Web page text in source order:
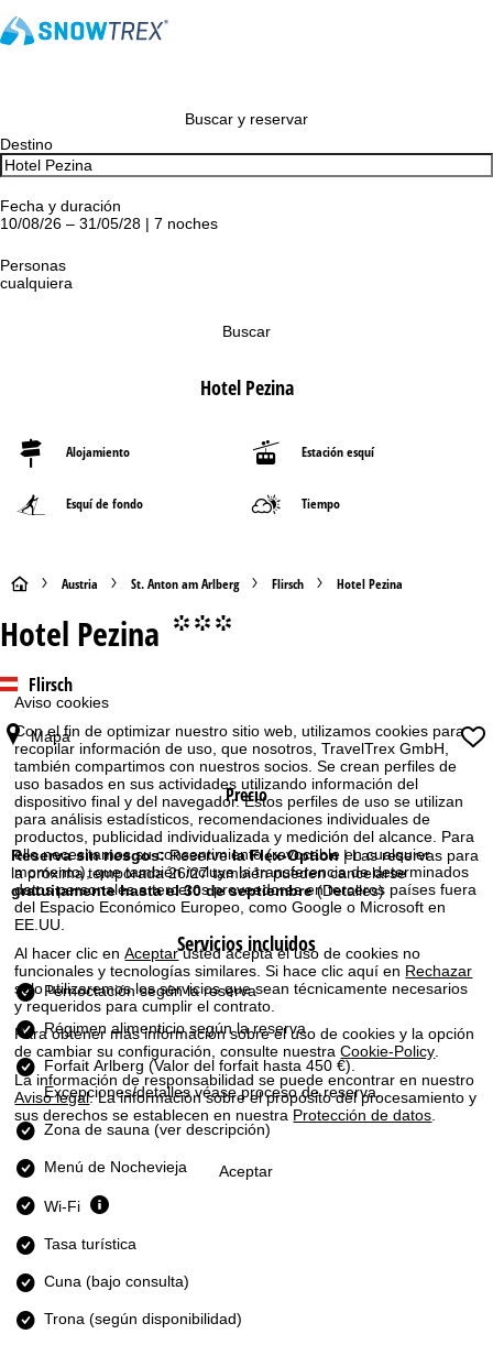
Aviso cookies
Con el fin de optimizar nuestro sitio web, utilizamos cookies para
recopilar información de uso, que nosotros, TravelTrex GmbH,
también compartimos con nuestros socios. Se crean perfiles de
uso basados en sus actividades utilizando información del
dispositivo final y del navegador. Estos perfiles de uso se utilizan
para análisis estadísticos, recomendaciones individuales de
productos, publicidad individualizada y medición del alcance. Para
ello necesitamos su consentimiento (revocable en cualquier
momento), que también incluye la transferencia de determinados
datos personales a terceros proveedores en terceros países fuera
del Espacio Económico Europeo, como Google o Microsoft en
EE.UU.
Al hacer clic enAceptarusted acepta el uso de cookies no
funcionales y tecnologías similares. Si hace clic aquí en Rechazar
solo utilizaremos los servicios que sean técnicamente necesarios
y requeridos para cumplir el contrato.
Para obtener más información sobre el uso de cookies y la opción
de cambiar su configuración, consulte nuestraCookie-Policy
La información de responsabilidad se puede encontrar en nuestro
Aviso legal. La información sobre el propósito del procesamiento y
sus derechos se establecen en nuestra Protección de datos
Aceptar
Buscar y reservar
Destino
Fecha y duración
10/08/26 – 31/05/28 | 7 noches
Personas
cualquiera
Buscar
Hotel Pezina
Alojamiento Estación esquí
Esquí de fondo Tiempo
P
á
n
a
p
r
n
c
i
p
a
l
Austria St. Anton am Arlberg Flirsch Hotel Pezina
Hotel Pezina °°°
Flirsch
Mapa
Precio
Reserva sin riesgos:Reservela Flex-Option| Las reservas para
la próxima temporada 26/27 también pueden cancelarse
gratuitamente hasta el 30 de septiembre(Detalles)
Servicios incluidos
Pernoctación según la reserva
Régimen alimenticio según la reserva
Forfait Arlberg (Valor del forfait hasta 450 €).
Excepciones/detalles véase proceso de reserva.
Zona de sauna (ver descripción)
Menú de Nochevieja
Wi-Fi
Tasa turística
Cuna (bajo consulta)
Trona (según disponibilidad)